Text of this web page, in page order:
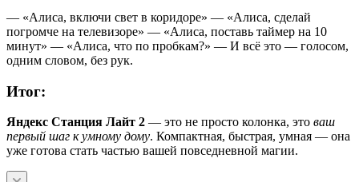
— «Алиса, включи свет в коридоре» — «Алиса, сделай
погромче на телевизоре» — «Алиса, поставь таймер на 10
минут» — «Алиса, что по пробкам?» — И всё это — голосом,
одним словом, без рук.
Итог:
Яндекс Станция Лайт 2 — это не просто колонка, это ваш
первый шаг к умному дому. Компактная, быстрая, умная — она
уже готова стать частью вашей повседневной магии.